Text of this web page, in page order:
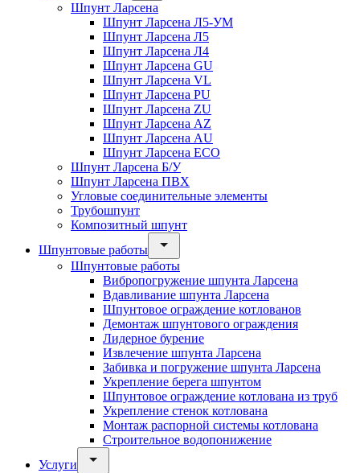
Шпунт Ларсена
Шпунт Ларсена Л5-УМ
Шпунт Ларсена Л5
Шпунт Ларсена Л4
Шпунт Ларсена GU
Шпунт Ларсена VL
Шпунт Ларсена PU
Шпунт Ларсена ZU
Шпунт Ларсена AZ
Шпунт Ларсена AU
Шпунт Ларсена ECO
Шпунт Ларсена Б/У
Шпунт Ларсена ПВХ
Угловые соединительные элементы
Трубошпунт
Композитный шпунт
Шпунтовые работы
Шпунтовые работы
Вибропогружение шпунта Ларсена
Вдавливание шпунта Ларсена
Шпунтовое ограждение котлованов
Демонтаж шпунтового ограждения
Лидерное бурение
Извлечение шпунта Ларсена
Забивка и погружение шпунта Ларсена
Укрепление берега шпунтом
Шпунтовое ограждение котлована из труб
Укрепление стенок котлована
Монтаж распорной системы котлована
Строительное водопонижение
Услуги